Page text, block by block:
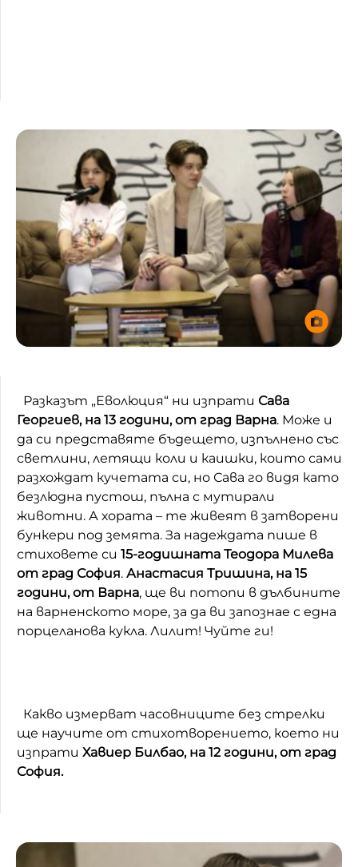
Разказът „Еволюция“ ни изпрати Сава
Георгиев, на 13 години, от град Варна. Може и
да си представяте бъдещето, изпълнено със
светлини, летящи коли и каишки, които сами
разхождат кучетата си, но Сава го видя като
безлюдна пустош, пълна с мутирали
животни. А хората – те живеят в затворени
бункери под земята. За надеждата пише в
стиховете си 15-годишната Теодора Милева
от град София. Анастасия Тришина, на 15
години, от Варна, ще ви потопи в дълбините
на варненското море, за да ви запознае с една
порцеланова кукла. Лилит! Чуйте ги!
Какво измерват часовниците без стрелки
ще научите от стихотворението, което ни
изпрати Хавиер Билбао, на 12 години, от град
София.